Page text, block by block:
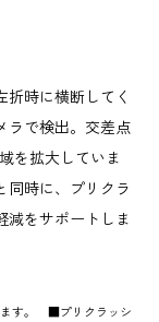
時に横断してく
ラで検出。交差点
を拡大していま
同時に、プリクラ
減をサポートしま
ます。 ■プリクラッシ